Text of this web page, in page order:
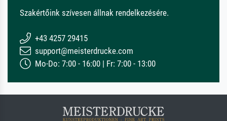
Szakértőink szívesen állnak rendelkezésére.
+43 4257 29415
support@meisterdrucke.com
Mo-Do: 7:00 - 16:00 | Fr: 7:00 - 13:00